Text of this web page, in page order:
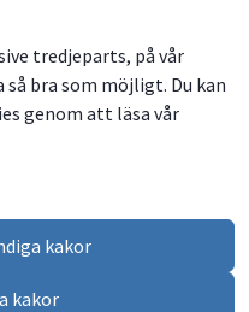
tredjeparts, på vår
bra som möjligt. Du kan
genom att läsa vår
kakor
kakor